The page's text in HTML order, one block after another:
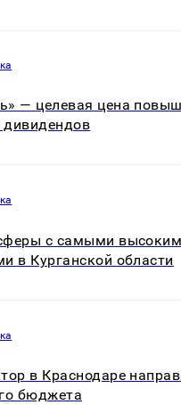
— целевая цена
с самыми
в Курганской области
в Краснодаре
бюджета